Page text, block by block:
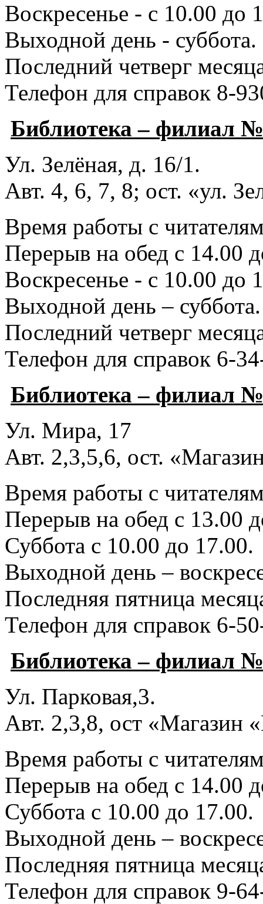
Воскресенье - с 10.00 до
Выходной день - суббота.
Последний четверг
Телефон для справок 8-
Библиотека – филиал
Ул. Зелёная, д. 16/1.
Авт. 4, 6, 7, 8; ост. «ул.
Время работы с
Перерыв на обед с 14.00
Воскресенье - с 10.00 до
Выходной день – суббота.
Последний четверг
Телефон для справок 6-
Библиотека – филиал
Ул. Мира, 17
Авт. 2,3,5,6, ост.
Время работы с
Перерыв на обед с 13.00
Суббота с 10.00 до 17.00.
Выходной день –
Последняя пятница
Телефон для справок 6-
Библиотека – филиал
Ул. Парковая,3.
Авт. 2,3,8, ост «Магазин
Время работы с
Перерыв на обед с 14.00
Суббота с 10.00 до 17.00.
Выходной день –
Последняя пятница
Телефон для справок 9-